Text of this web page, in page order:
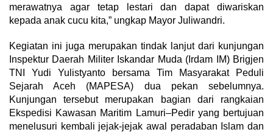
merawatnya agar tetap lestari dan dapat diwariskan
kepada anak cucu kita,” ungkap Mayor Juliwandri.
Kegiatan ini juga merupakan tindak lanjut dari kunjungan
Inspektur Daerah Militer Iskandar Muda (Irdam IM) Brigjen
TNI Yudi Yulistyanto bersama Tim Masyarakat Peduli
Sejarah Aceh (MAPESA) dua pekan sebelumnya.
Kunjungan tersebut merupakan bagian dari rangkaian
Ekspedisi Kawasan Maritim Lamuri–Pedir yang bertujuan
menelusuri kembali jejak-jejak awal peradaban Islam dan